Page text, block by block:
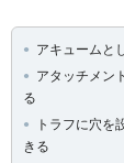
アキュームと
アタッチメン
る
トラフに穴を
きる